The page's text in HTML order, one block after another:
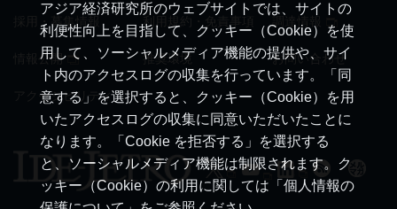
アジア経済研究所のウェブサイトでは、サイトの
利便性向上を目指して、クッキー（Cookie）を使
用して、ソーシャルメディア機能の提供や、サイ
ト内のアクセスログの収集を行っています。「同
意する」を選択すると、クッキー（Cookie）を用
いたアクセスログの収集に同意いただいたことに
なります。「Cookie を拒否する」を選択する
と、ソーシャルメディア機能は制限されます。ク
ッキー（Cookie）の利用に関しては「個人情報の
採用・募集情報 利用規約・免責事項
情報公開 推奨環境 お問い合わせ
アクセシビリティ